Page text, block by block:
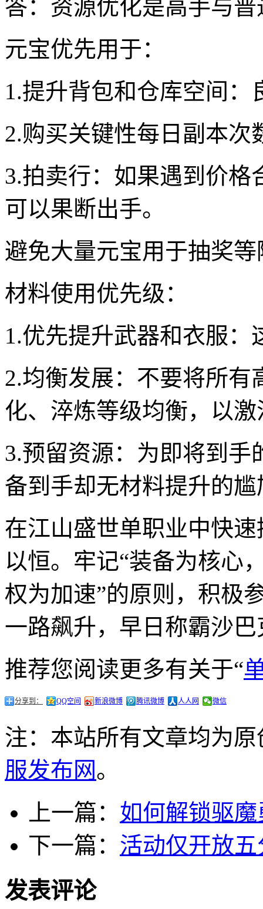
答：资源优化是高手与
元宝优先用于：
1.提升背包和仓库空间
2.购买关键性每日副本
3.拍卖行：如果遇到价
可以果断出手。
避免大量元宝用于抽奖
材料使用优先级：
1.优先提升武器和衣服
2.均衡发展：不要将所
化、淬炼等级均衡，以
3.预留资源：为即将到
备到手却无材料提升的尴
在江山盛世单职业中快
以恒。牢记“装备为核心
权为加速”的原则，积极
一路飙升，早日称霸沙巴
推荐您阅读更多有关于“
分享到： QQ空间 新浪微博 腾讯微博 人人网 微信
注：本站所有文章均为
服发布网。
上一篇： 如何解锁驱
下一篇： 活动仅开放
发表评论